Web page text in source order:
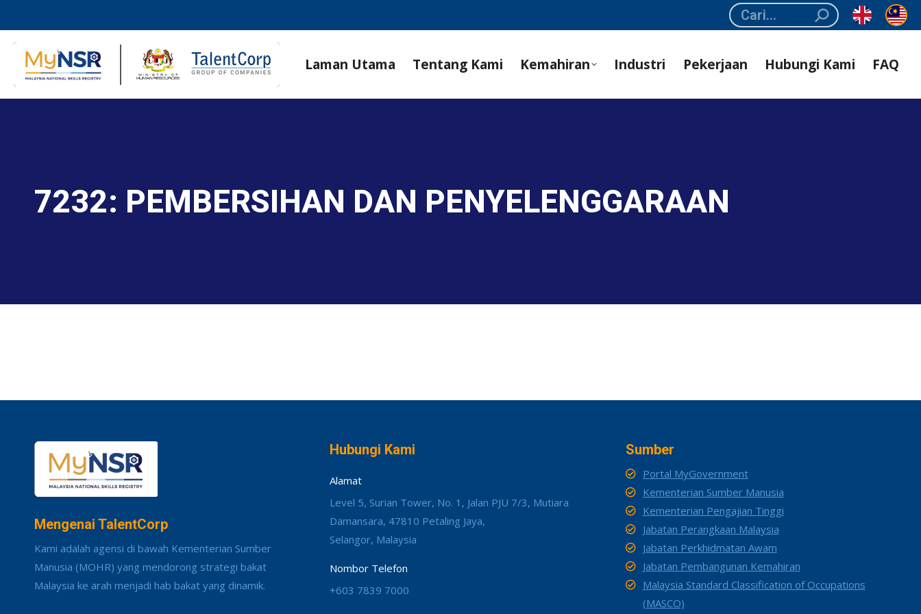
Search:
Laman Utama Tentang Kami Kemahiran Industri Pekerjaan Hubungi Kami FAQ
7232: PEMBERSIHAN DAN PENYELENGGARAAN
Mengenai TalentCorp
Kami adalah agensi di bawah Kementerian Sumber
Manusia (MOHR) yang mendorong strategi bakat
Malaysia ke arah menjadi hab bakat yang dinamik.
Hubungi Kami
Alamat
Level 5, Surian Tower, No. 1, Jalan PJU 7/3, Mutiara
Damansara, 47810 Petaling Jaya,
Selangor, Malaysia
Nombor Telefon
+603 7839 7000
Sumber
Portal MyGovernment
Kementerian Sumber Manusia
Kementerian Pengajian Tinggi
Jabatan Perangkaan Malaysia
Jabatan Perkhidmatan Awam
Jabatan Pembangunan Kemahiran
Malaysia Standard Classification of Occupations
(MASCO)